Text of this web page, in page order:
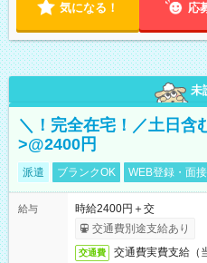
気になる！ 応
未
＼！完全在宅！／土日含
>@2400円
派遣 ブランクOK WEB登録・面
給与
時給2400円＋交
交通費別途支給あり
交通費 交通費実費支給（